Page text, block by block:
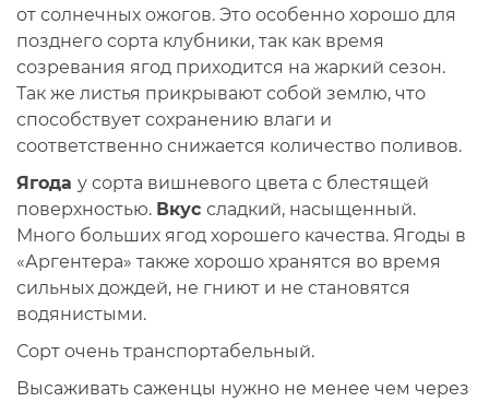
от солнечных ожогов. Это особенно хорошо для
позднего сорта клубники, так как время
созревания ягод приходится на жаркий сезон.
Так же листья прикрывают собой землю, что
способствует сохранению влаги и
соответственно снижается количество поливов.
Ягода у сорта вишневого цвета с блестящей
поверхностью. Вкус сладкий, насыщенный.
Много больших ягод хорошего качества. Ягоды в
«Аргентера» также хорошо хранятся во время
сильных дождей, не гниют и не становятся
водянистыми.
Сорт очень транспортабельный.
Высаживать саженцы нужно не менее чем через